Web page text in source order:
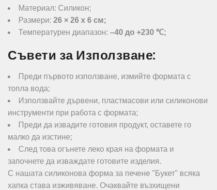
Материал: Силикон;
Размери: 26 × 26 х 6 см;
Температурен диапазон: –40 до +230 ℃;
Съвети за Използване:
Преди първото използване, измийте формата с
топла вода;
Използвайте дървени, пластмасови или силиконови
инструменти при работа с формата;
Преди да извадите готовия продукт, оставете го
малко да изстине;
След това огънете леко края на формата и
започнете да изваждате готовите изделия.
С нашата силиконова форма за печене "Букет" всяка
хапка става изживяване. Очаквайте възхищени